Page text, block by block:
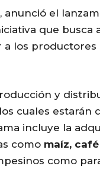
anunció el
que busca
a los productores
y
cuales estarán
incluye la
como maíz,
como